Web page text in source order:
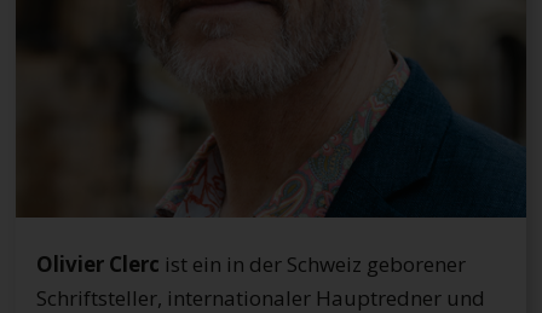
Olivier Clerc ist ein in der Schweiz geborener
Schriftsteller, internationaler Hauptredner und